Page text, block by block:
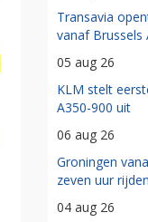
Transavia
vanaf Brussels
05 aug 26
KLM stelt
A350-900 uit
06 aug 26
Groningen
zeven uur
04 aug 26